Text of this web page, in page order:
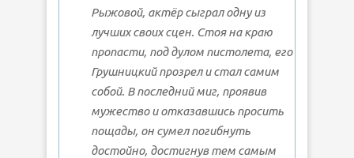
Рыжовой, актёр сыграл одну из
лучших своих сцен. Стоя на краю
пропасти, под дулом пистолета, его
Грушницкий прозрел и стал самим
собой. В последний миг, проявив
мужество и отказавшись просить
пощады, он сумел погибнуть
достойно, достигнув тем самым